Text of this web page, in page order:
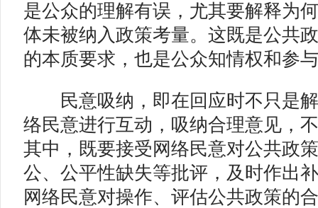
是公众的理解有误，尤其要解释为
体未被纳入政策考量。这既是公共
的本质要求，也是公众知情权和参
民意吸纳，即在回应时不只是解
络民意进行互动，吸纳合理意见，
其中，既要接受网络民意对公共政
公、公平性缺失等批评，及时作出
网络民意对操作、评估公共政策的